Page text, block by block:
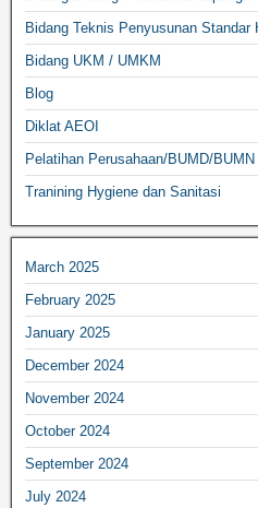
Bidang Teknis Penyusunan Standar
Bidang UKM / UMKM
Blog
Diklat AEOI
Pelatihan Perusahaan/BUMD/BUMN
Tranining Hygiene dan Sanitasi
March 2025
February 2025
January 2025
December 2024
November 2024
October 2024
September 2024
July 2024